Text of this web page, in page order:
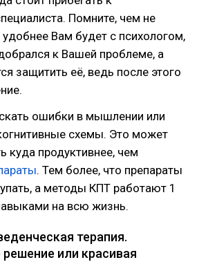
Помните, чем не
Вам будет с психологом,
к Вашей проблеме, а
защитить её, ведь после этого
ошибки в мышлении или
схемы. Это может
куда продуктивнее, чем
. Тем более, что препараты
а методы КПТ работают 1
на всю жизнь.
терапия.
или красивая